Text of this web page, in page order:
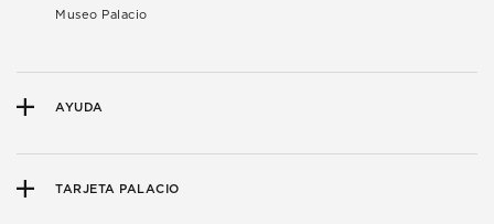
Museo Palacio
AYUDA
TARJETA PALACIO